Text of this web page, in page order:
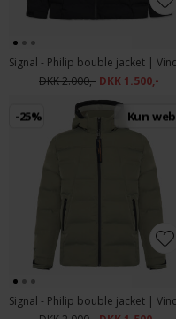
DKK 2.000,- DKK 1.500,-
-25% Kun web